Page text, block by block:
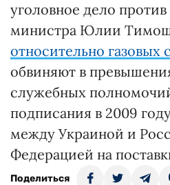
уголовное дело
министра Юлии
относительно газовых
обвиняют в
служебных
подписания в 2009
между Украиной и
Федерацией на
Поделиться